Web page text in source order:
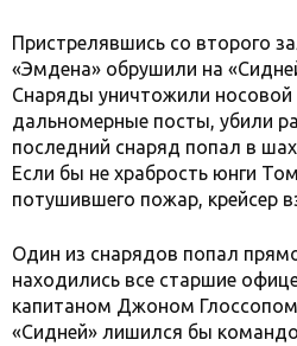
Пристрелявшись со второго
«Эмдена» обрушили на
Снаряды уничтожили
дальномерные посты, убили
последний снаряд попал в
Если бы не храбрость юнги
потушившего пожар, крейсер
Один из снарядов попал
находились все старшие
капитаном Джоном
«Сидней» лишился бы